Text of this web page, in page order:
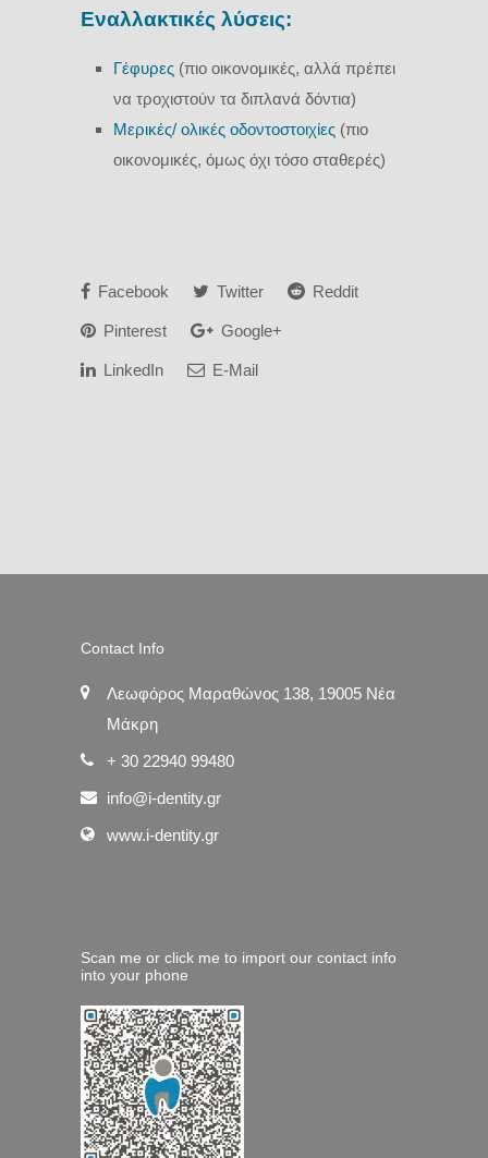
Eναλλακτικές λύσεις:
Γέφυρες (πιο οικονομικές, αλλά πρέπει
να τροχιστούν τα διπλανά δόντια)
Μερικές/ ολικές οδοντοστοιχίες (πιο
οικονομικές, όμως όχι τόσο σταθερές)
Facebook Twitter Reddit
Pinterest Google+
LinkedIn E-Mail
Contact Info
Λεωφόρος Μαραθώνος 138, 19005 Νέα
Μάκρη
+ 30 22940 99480
info@i-dentity.gr
www.i-dentity.gr
Scan me or click me to import our contact info
into your phone